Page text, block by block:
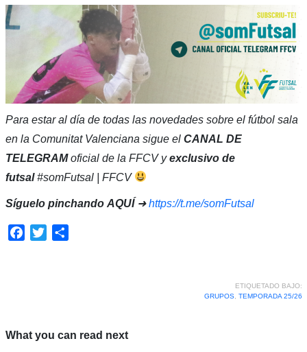
Para estar al día de todas las novedades sobre el fútbol sala
en la Comunitat Valenciana sigue el CANAL DE
TELEGRAMoficial de la FFCV yexclusivo de
futsal#somFutsal | FFCV
Síguelo pinchando AQUÍ➜https://t.me/somFutsal
Facebook
Twitter
ETIQUETADO BAJO:
GRUPOS, TEMPORADA 25/26
What you can read next